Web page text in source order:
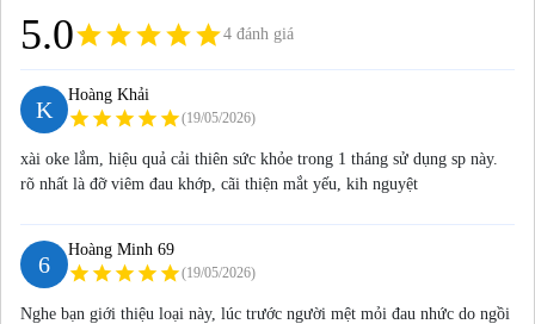
5.0gradegradegradegradegrade4 đánh giá
K
Hoàng Khải
star star star star star(19/05/2026)
xài oke lắm, hiệu quả cải thiên sức khỏe trong 1 tháng sử dụng sp này.
rõ nhất là đỡ viêm đau khớp, cãi thiện mắt yếu, kih nguyệt
6
Hoàng Minh 69
star star star star star(19/05/2026)
Nghe bạn giới thiệu loại này, lúc trước người mệt mỏi đau nhức do ngồi